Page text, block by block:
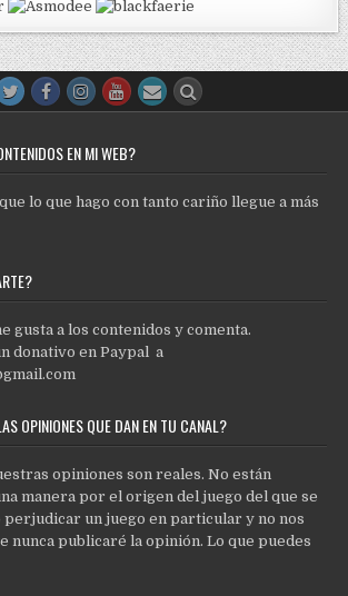
EN MI WEB?
lo que hago con tanto cariño llegue a más
gusta a los contenidos y comenta.
donativo en Paypal a
OPINIONES QUE DAN EN TU CANAL?
opiniones son reales. No están
manera por el origen del juego del que se
perjudicar un juego en particular y no nos
nunca publicaré la opinión. Lo que puedes